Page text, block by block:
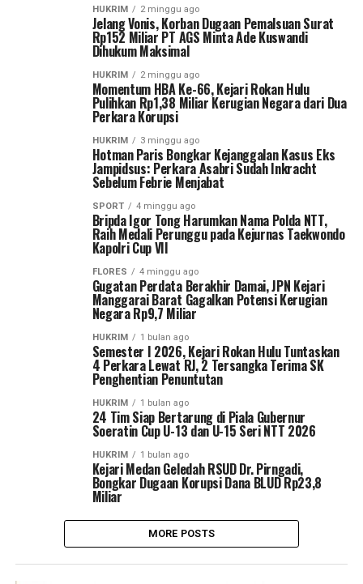
HUKRIM 2 minggu ago
Jelang Vonis, Korban Dugaan Pemalsuan Surat
Rp152 Miliar PT AGS Minta Ade Kuswandi
Dihukum Maksimal
HUKRIM 2 minggu ago
Momentum HBA Ke-66, Kejari Rokan Hulu
Pulihkan Rp1,38 Miliar Kerugian Negara dari Dua
Perkara Korupsi
HUKRIM 3 minggu ago
Hotman Paris Bongkar Kejanggalan Kasus Eks
Jampidsus: Perkara Asabri Sudah Inkracht
Sebelum Febrie Menjabat
SPORT 4 minggu ago
Bripda Igor Tong Harumkan Nama Polda NTT,
Raih Medali Perunggu pada Kejurnas Taekwondo
Kapolri Cup VII
FLORES 4 minggu ago
Gugatan Perdata Berakhir Damai, JPN Kejari
Manggarai Barat Gagalkan Potensi Kerugian
Negara Rp9,7 Miliar
HUKRIM 1 bulan ago
Semester I 2026, Kejari Rokan Hulu Tuntaskan
4 Perkara Lewat RJ, 2 Tersangka Terima SK
Penghentian Penuntutan
HUKRIM 1 bulan ago
24 Tim Siap Bertarung di Piala Gubernur
Soeratin Cup U-13 dan U-15 Seri NTT 2026
HUKRIM 1 bulan ago
Kejari Medan Geledah RSUD Dr. Pirngadi,
Bongkar Dugaan Korupsi Dana BLUD Rp23,8
Miliar
MORE POSTS